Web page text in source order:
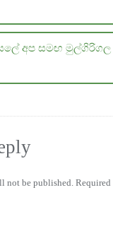
අප සමඟ
not be published. Required